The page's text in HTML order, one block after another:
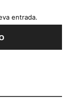
entrada.